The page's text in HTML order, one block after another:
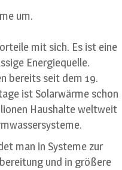
um.
mit sich. Es ist eine
Energiequelle.
bereits seit dem 19.
ist Solarwärme schon
Haushalte weltweit
man in Systeme zur
und in größere